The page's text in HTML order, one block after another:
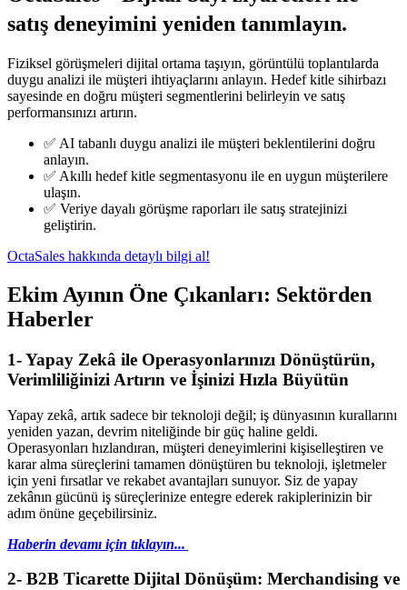
satış deneyimini yeniden tanımlayın.
Fiziksel görüşmeleri dijital ortama taşıyın, görüntülü toplantılarda
duygu analizi ile müşteri ihtiyaçlarını anlayın. Hedef kitle sihirbazı
sayesinde en doğru müşteri segmentlerini belirleyin ve satış
performansınızı artırın.
✅ AI tabanlı duygu analizi ile müşteri beklentilerini doğru
anlayın.
✅ Akıllı hedef kitle segmentasyonu ile en uygun müşterilere
ulaşın.
✅ Veriye dayalı görüşme raporları ile satış stratejinizi
geliştirin.
OctaSales hakkında detaylı bilgi al!
Ekim Ayının Öne Çıkanları: Sektörden
Haberler
1- Yapay Zekâ ile Operasyonlarınızı Dönüştürün,
Verimliliğinizi Artırın ve İşinizi Hızla Büyütün
Yapay zekâ, artık sadece bir teknoloji değil; iş dünyasının kurallarını
yeniden yazan, devrim niteliğinde bir güç haline geldi.
Operasyonları hızlandıran, müşteri deneyimlerini kişiselleştiren ve
karar alma süreçlerini tamamen dönüştüren bu teknoloji, işletmeler
için yeni fırsatlar ve rekabet avantajları sunuyor. Siz de yapay
zekânın gücünü iş süreçlerinize entegre ederek rakiplerinizin bir
adım önüne geçebilirsiniz.
Haberin devamı için tıklayın...
2- B2B Ticarette Dijital Dönüşüm: Merchandising ve